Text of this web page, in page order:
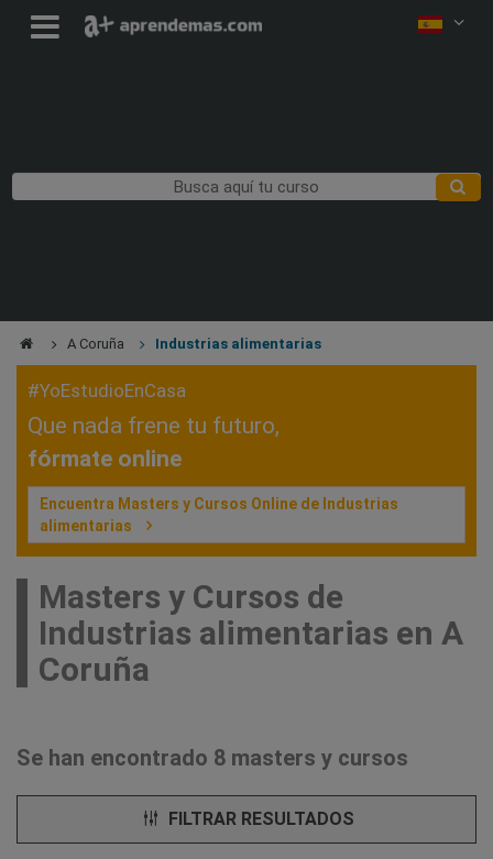
A Coruña Industrias alimentarias
#YoEstudioEnCasa
Que nada frene tu futuro,
fórmate online
Encuentra Masters y Cursos Online de Industrias
alimentarias
Masters y Cursos de
Industrias alimentarias en A
Coruña
Se han encontrado 8 masters y cursos
FILTRAR RESULTADOS